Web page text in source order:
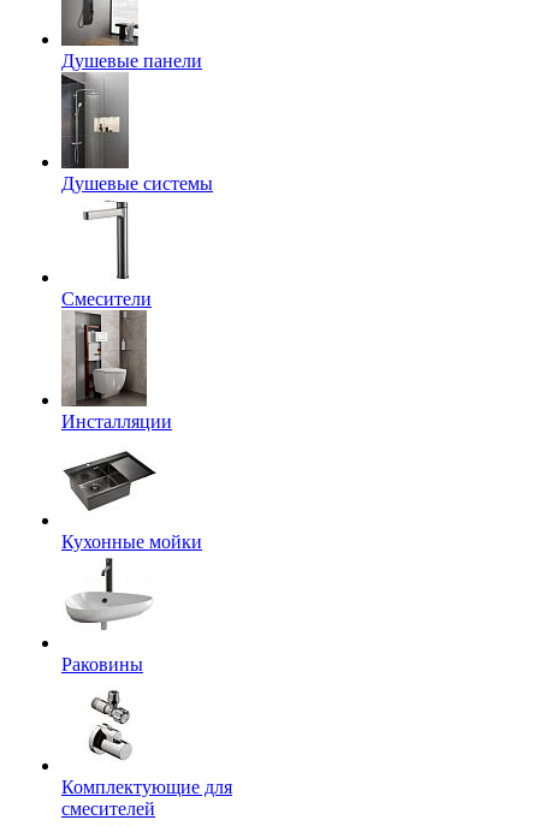
Душевые панели
Душевые системы
Смесители
Инсталляции
Кухонные мойки
Раковины
Комплектующие для
смесителей